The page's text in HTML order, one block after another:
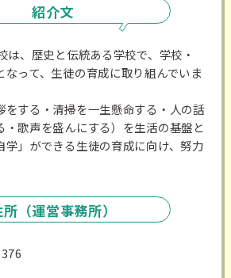
紹介文
は、歴史と伝統ある学校で、学校・
なって、生徒の育成に取り組んでいま
をする・清掃を一生懸命する・人の話
・歌声を盛んにする）を生活の基盤と
学」ができる生徒の育成に向け、努力
（運営事務所）